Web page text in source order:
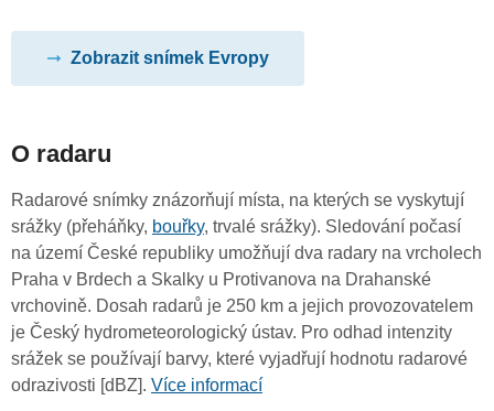
Zobrazit snímek Evropy
O radaru
Radarové snímky znázorňují místa, na kterých se vyskytují
srážky (přeháňky, bouřky, trvalé srážky). Sledování počasí
na území České republiky umožňují dva radary na vrcholech
Praha v Brdech a Skalky u Protivanova na Drahanské
vrchovině. Dosah radarů je 250 km a jejich provozovatelem
je Český hydrometeorologický ústav. Pro odhad intenzity
srážek se používají barvy, které vyjadřují hodnotu radarové
odrazivosti [dBZ]. Více informací